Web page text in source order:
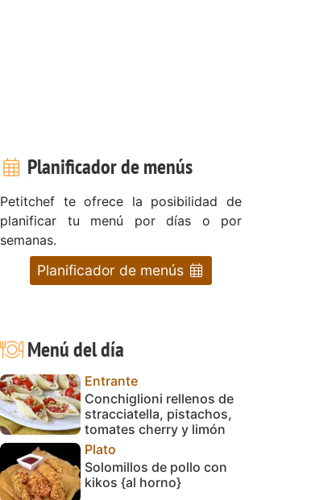
Planificador de menús
Petitchef te ofrece la posibilidad de
planificar tu menú por días o por
semanas.
Planificador de menús
Menú del día
Entrante
Conchiglioni rellenos de
stracciatella, pistachos,
tomates cherry y limón
Plato
Solomillos de pollo con
kikos {al horno}